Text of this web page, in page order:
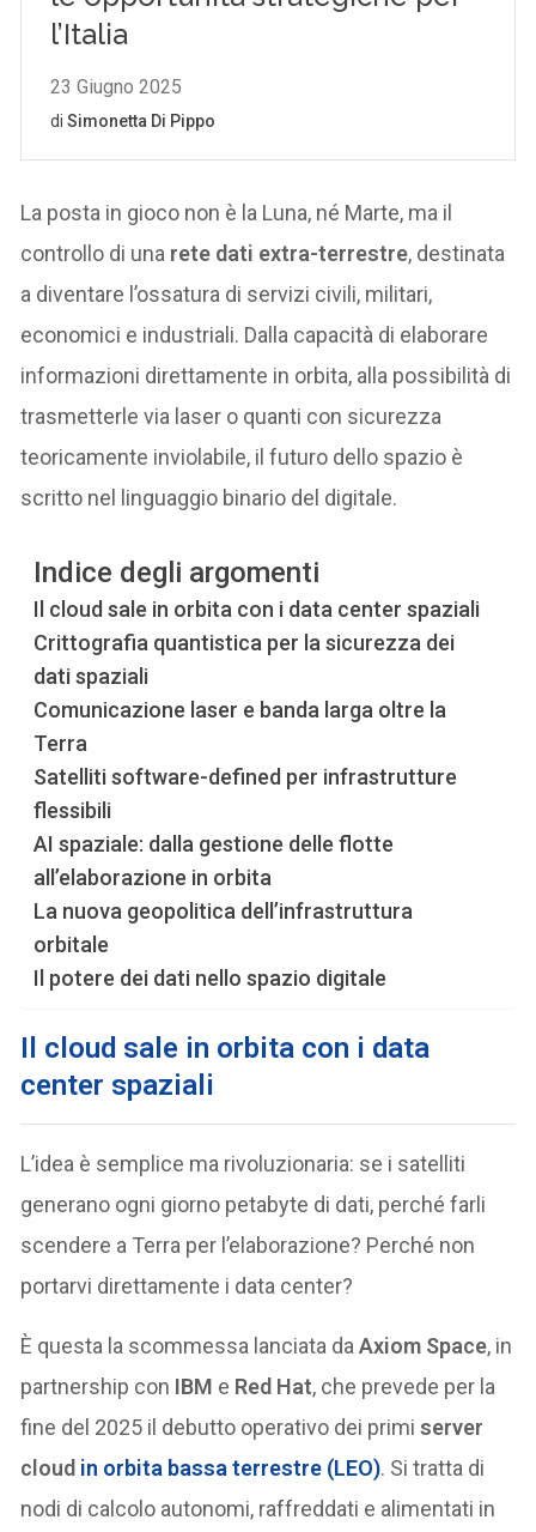
La posta in gioco non è la Luna, né Marte, ma il
controllo di una rete dati extra-terrestre, destinata
a diventare l’ossatura di servizi civili, militari,
economici e industriali. Dalla capacità di elaborare
informazioni direttamente in orbita, alla possibilità di
trasmetterle via laser o quanti con sicurezza
teoricamente inviolabile, il futuro dello spazio è
scritto nel linguaggio binario del digitale.
Indice degli argomenti
Il cloud sale in orbita con i data center spaziali
Crittografia quantistica per la sicurezza dei
dati spaziali
Comunicazione laser e banda larga oltre la
Terra
Satelliti software-defined per infrastrutture
flessibili
AI spaziale: dalla gestione delle flotte
all’elaborazione in orbita
La nuova geopolitica dell’infrastruttura
orbitale
Il potere dei dati nello spazio digitale
Il cloud sale in orbita con i data
center spaziali
L’idea è semplice ma rivoluzionaria: se i satelliti
generano ogni giorno petabyte di dati, perché farli
scendere a Terra per l’elaborazione? Perché non
portarvi direttamente i data center?
È questa la scommessa lanciata daAxiom Space, in
partnership con IBM e Red Hat, che prevede per la
fine del 2025 il debutto operativo dei primiserver
cloud in orbita bassa terrestre (LEO). Si tratta di
nodi di calcolo autonomi, raffreddati e alimentati in